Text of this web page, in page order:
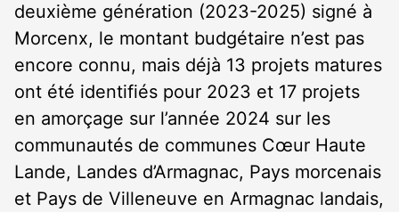
deuxième génération (2023-2025) signé à
Morcenx, le montant budgétaire n’est pas
encore connu, mais déjà 13 projets matures
ont été identifiés pour 2023 et 17 projets
en amorçage sur l’année 2024 sur les
communautés de communes Cœur Haute
Lande, Landes d’Armagnac, Pays morcenais
et Pays de Villeneuve en Armagnac landais,